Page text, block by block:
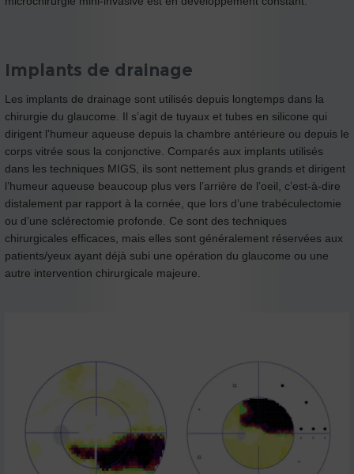
Implants de drainage
Les implants de drainage sont utilisés depuis longtemps dans la
chirurgie du glaucome. Il s’agit de tuyaux et tubes en silicone qui
dirigent l'humeur aqueuse depuis la chambre antérieure ou depuis le
corps vitrée sous la conjonctive. Comparés aux implants utilisés
dans les techniques MIGS, ils sont nettement plus grands et dirigent
l’humeur aqueuse beaucoup plus vers l’arrière de l’oeil, c’est-à-dire
distalement par rapport à la cornée, que lors d’une trabéculectomie
ou d’une sclérectomie profonde. Ce sont des techniques
chirurgicales efficaces, mais elles sont généralement réservées aux
patients/yeux ayant déjà subi une opération du glaucome ou une
autre intervention chirurgicale majeure.